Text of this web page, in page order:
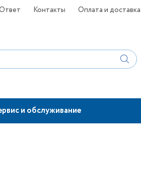
Контакты Оплата и доставка
и обслуживание